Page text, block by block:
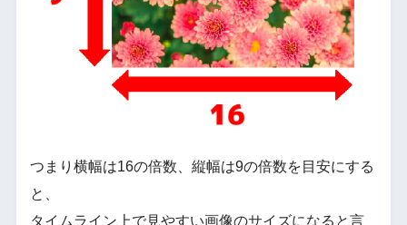
つまり横幅は16の倍数、縦幅は9の倍数を目安にする
と、
タイムライン上で見やすい画像のサイズになると言